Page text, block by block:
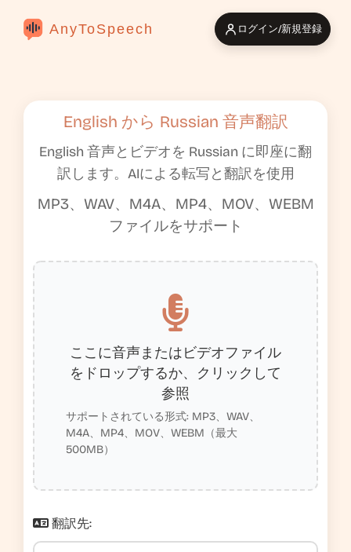
AnyToSpeech ログイン/新規登録
English から Russian 音声翻訳
English 音声とビデオを Russian に即座に翻
訳します。AIによる転写と翻訳を使用
MP3、WAV、M4A、MP4、MOV、WEBM
ファイルをサポート
ここに音声またはビデオファイル
をドロップするか、クリックして
参照
サポートされている形式: MP3、WAV、
M4A、MP4、MOV、WEBM（最大
500MB）
翻訳先: